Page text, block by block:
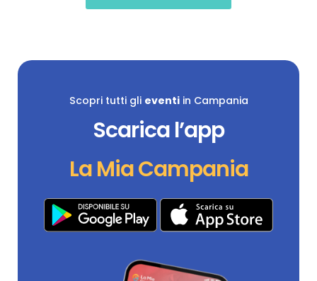
Scopri tutti gli eventiin Campania
Scarica l’app
La Mia Campania